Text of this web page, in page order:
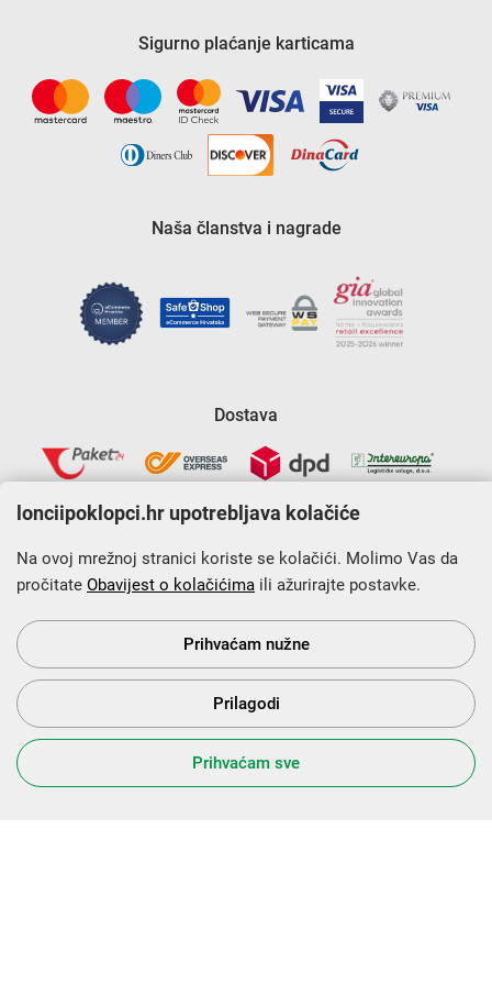
Sigurno plaćanje karticama
Naša članstva i nagrade
Dostava
Krajnji primatelj financijskog instrumenta sufinanciranog iz
Europskog fonda za regionalni razvoj u sklopu Operativnog
programa „Konkurentnost i kohezija”.
s Vama od 2014. godine!
lonciipoklopci.hr upotrebljava kolačiće
Na ovoj mrežnoj stranici koriste se kolačići. Molimo Vas da
pročitate Obavijest o kolačićima ili ažurirajte postavke.
Prihvaćam nužne
Prilagodi
Prihvaćam sve